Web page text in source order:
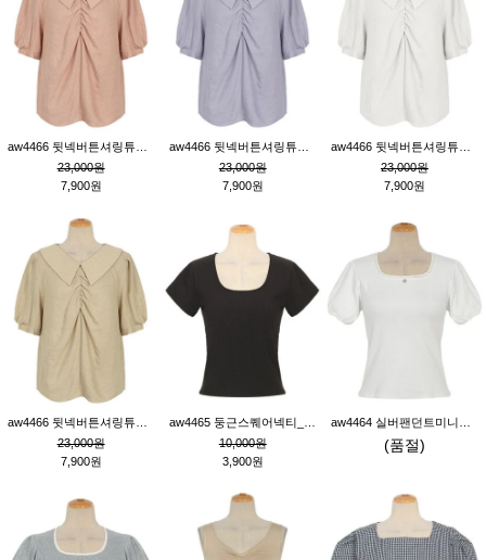
23,000원
7,900원
23,000원
7,900원
23,000원
7,900원
23,000원
7,900원
10,000원
3,900원
(품절)